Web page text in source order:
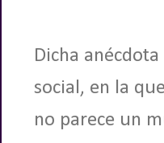
Dicha
social, en la
no parece un